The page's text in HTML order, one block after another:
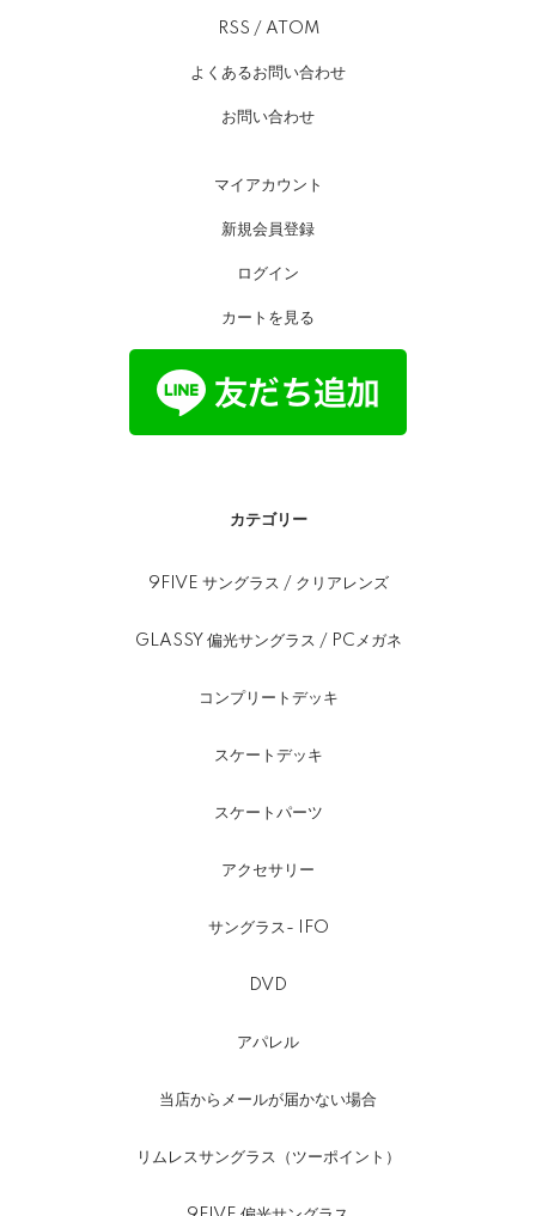
RSS / ATOM
よくあるお問い合わせ
お問い合わせ
マイアカウント
新規会員登録
ログイン
カートを見る
カテゴリー
9FIVE サングラス / クリアレンズ
GLASSY 偏光サングラス / PCメガネ
コンプリートデッキ
スケートデッキ
スケートパーツ
アクセサリー
サングラス- IFO
DVD
アパレル
当店からメールが届かない場合
リムレスサングラス（ツーポイント）